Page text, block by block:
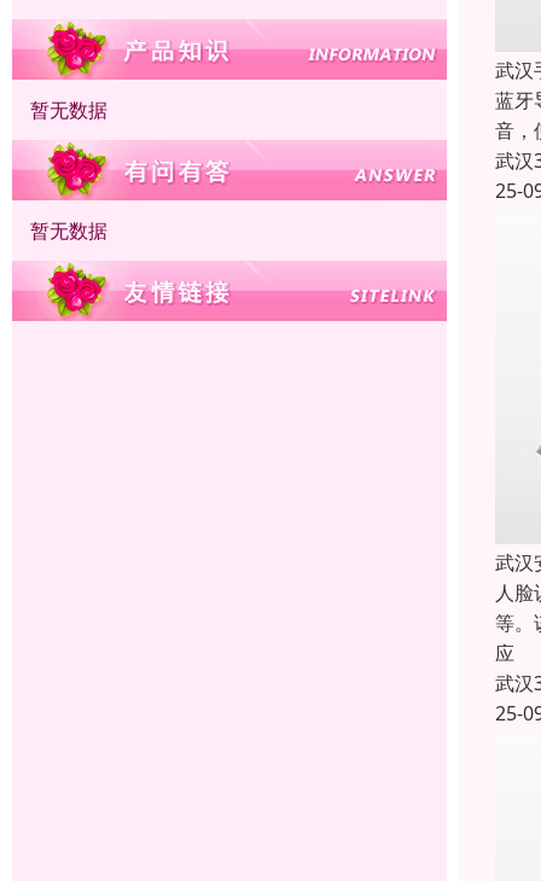
暂无数据
暂无数据
武汉
蓝牙
音，
武汉
25-
武汉
人
等。
应
武汉
25-